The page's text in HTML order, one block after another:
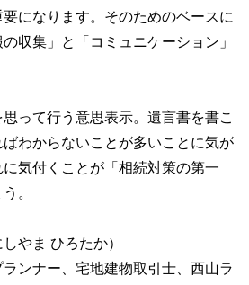
になります。そのためのベースに
収集」と「コミュニケーション」
って行う意思表示。遺言書を書こ
わからないことが多いことに気が
気付くことが「相続対策の第一
。
やま ひろたか）
ンナー、宅地建物取引士、西山ラ